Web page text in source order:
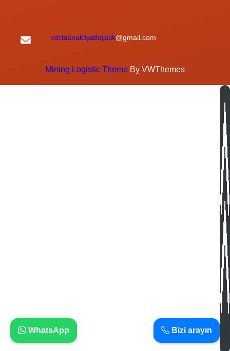
certasnakliyatlojistik@gmail.com
Mining Logistic Theme By VWThemes
Bizi arayın
WhatsApp